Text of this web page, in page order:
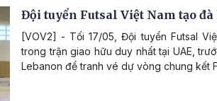
Đội tuyển Futsal Việt Nam tạo
[VOV2] - Tối 17/05, Đội tuyển Futsal
trong trận giao hữu duy nhất tại UAE,
Lebanon để tranh vé dự vòng chung kết